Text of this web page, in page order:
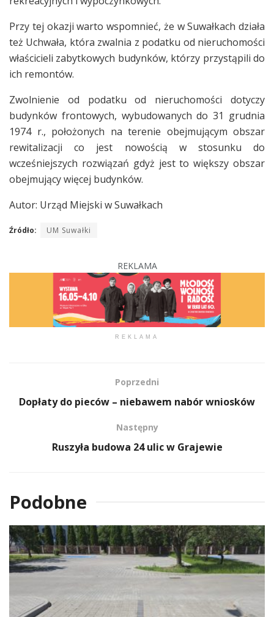
Przy tej okazji warto wspomnieć, że w Suwałkach działa
też Uchwała, która zwalnia z podatku od nieruchomości
właścicieli zabytkowych budynków, którzy przystąpili do
ich remontów.
Zwolnienie od podatku od nieruchomości dotyczy
budynków frontowych, wybudowanych do 31 grudnia
1974 r., położonych na terenie obejmującym obszar
rewitalizacji co jest nowością w stosunku do
wcześniejszych rozwiązań gdyż jest to większy obszar
obejmujący więcej budynków.
Autor: Urząd Miejski w Suwałkach
Źródło: UM Suwałki
REKLAMA
REKLAMA
Poprzedni
Dopłaty do pieców – niebawem nabór wniosków
Następny
Ruszyła budowa 24 ulic w Grajewie
Podobne